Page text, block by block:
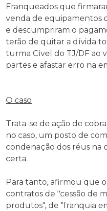
Franqueados que
venda de equipamentos
e descumpriram o
terão de quitar a dívida
turma Cível do TJ/DF ao
partes e afastar erro na
O caso
Trata-se de ação de
no caso, um posto de
condenação dos réus na
certa.
Para tanto, afirmou que
contratos de "cessão de
produtos", de "franquia